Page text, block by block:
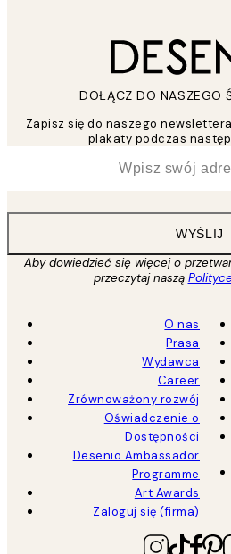
DOŁĄCZ DO NASZEGO
Zapisz się do naszego
plakaty podczas
WYŚLIJ
Aby dowiedzieć się więcej o
przeczytaj naszą
O nas
Prasa
Wydawca
Career
Zrównoważony rozwój
Oświadczenie o
Dostępności
Desenio Ambassador
Programme
Art Awards
Zaloguj się (firma)